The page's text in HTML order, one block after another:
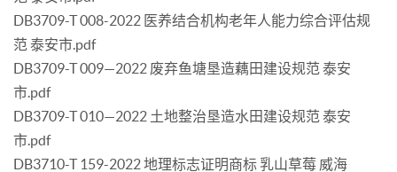
DB3709-T 008-2022 医养结合机构老年人能力综合评估规
范 泰安市.pdf
DB3709-T 009—2022 废弃鱼塘垦造藕田建设规范 泰安
市.pdf
DB3709-T 010—2022 土地整治垦造水田建设规范 泰安
市.pdf
DB3710-T 159-2022 地理标志证明商标 乳山草莓 威海